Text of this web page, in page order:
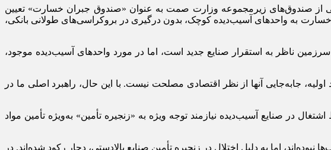
از صندوق‌های زیرمجموعه وزارت صمت به عنوان «صندوق جبران خسارت» تعیین
به واحد‌های آسیب‌دیده کوچک، بدون درگیری در بروکراسی‌های طولانی بانکی،
ناظر به استقرار صنایع جدید است، اما در مورد واحد‌های آسیب‌دیده موجود،
جابه‌جایی آنها از نظر اقتصادی مصلحت نیست. با این حال، راهبرد اصلی ما در
در صنایع آسیب‌دیده نیازمند توجه ویژه به «زنجیره تأمین» به‌ویژه تأمین مواد
اما به دلیل اختلال در زنجیره تأمین صنایع بالادستی، دچار رکود شده‌اند. در